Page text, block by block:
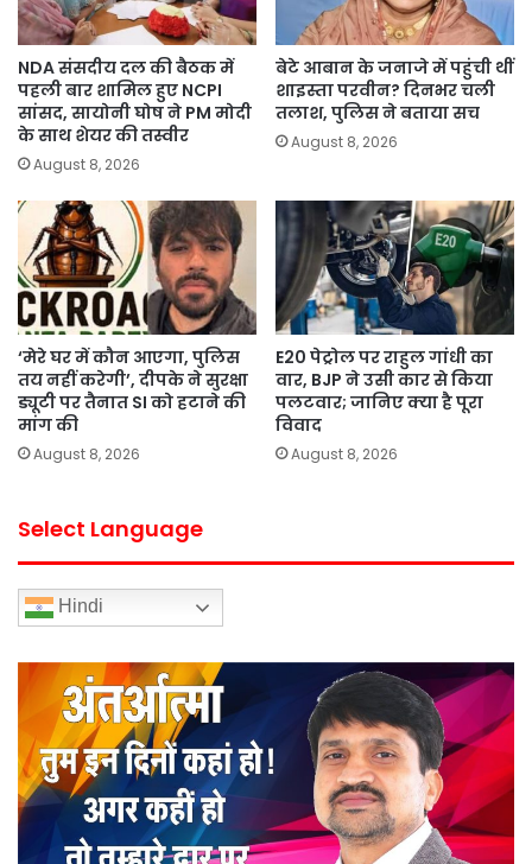
NDA संसदीय दल की बैठक में
पहली बार शामिल हुए NCPI
सांसद, सायोनी घोष ने PM मोदी
के साथ शेयर की तस्वीर
August 8, 2026
बेटे आबान के जनाजे में पहुंची थीं
शाइस्ता परवीन? दिनभर चली
तलाश, पुलिस ने बताया सच
August 8, 2026
‘मेरे घर में कौन आएगा, पुलिस
तय नहीं करेगी’, दीपके ने सुरक्षा
ड्यूटी पर तैनात SI को हटाने की
मांग की
August 8, 2026
E20 पेट्रोल पर राहुल गांधी का
वार, BJP ने उसी कार से किया
पलटवार; जानिए क्या है पूरा
विवाद
August 8, 2026
Select Language
Hindi